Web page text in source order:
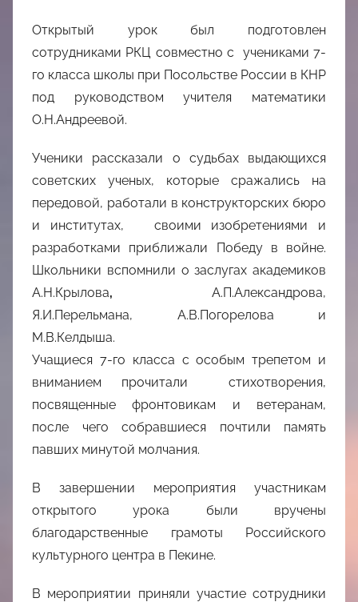
Открытый урок был подготовлен
сотрудниками РКЦ совместно с учениками 7-
го класса школы при Посольстве России в КНР
под руководством учителя математики
О.Н.Андреевой.
Ученики рассказали о судьбах выдающихся
советских ученых, которые сражались на
передовой, работали в конструкторских бюро
и институтах, своими изобретениями и
разработками приближали Победу в войне.
Школьники вспомнили о заслугах академиков
А.Н.Крылова, А.П.Александрова,
Я.И.Перельмана, А.В.Погорелова и
М.В.Келдыша.
Учащиеся 7-го класса с особым трепетом и
вниманием прочитали стихотворения,
посвященные фронтовикам и ветеранам,
после чего собравшиеся почтили память
павших минутой молчания.
В завершении мероприятия участникам
открытого урока были вручены
благодарственные грамоты Российского
культурного центра в Пекине.
В мероприятии приняли участие сотрудники